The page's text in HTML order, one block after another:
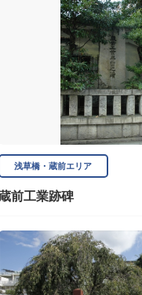
浅草橋・蔵前エリア
前工業跡碑